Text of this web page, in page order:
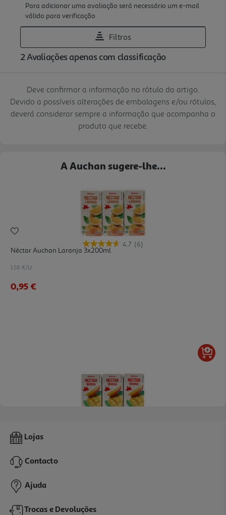
Deve confirmar a informação no rótulo do artigo.
Devido a possíveis alterações de embalagens e/ou rótulos,
deverá considerar sempre a informação que acompanha o
produto que recebe.
A Auchan sugere-lhe...
4.7 (6)
Néctar Auchan Laranja 3x200ml
1.58 €/Lt
0,95 €
Néctar Auchan Manga 3x200ml
0,95 €
Lojas
Contacto
Ajuda
Trocas e Devoluções